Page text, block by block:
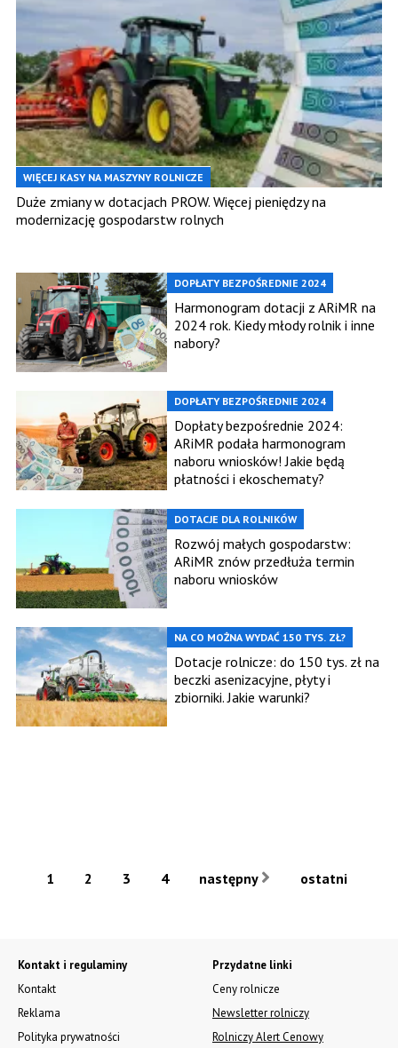
WIĘCEJ KASY NA MASZYNY ROLNICZE
Duże zmiany w dotacjach PROW. Więcej pieniędzy na
modernizację gospodarstw rolnych
DOPŁATY BEZPOŚREDNIE 2024
Harmonogram dotacji z ARiMR na
2024 rok. Kiedy młody rolnik i inne
nabory?
DOPŁATY BEZPOŚREDNIE 2024
Dopłaty bezpośrednie 2024:
ARiMR podała harmonogram
naboru wniosków! Jakie będą
płatności i ekoschematy?
DOTACJE DLA ROLNIKÓW
Rozwój małych gospodarstw:
ARiMR znów przedłuża termin
naboru wniosków
NA CO MOŻNA WYDAĆ 150 TYS. ZŁ?
Dotacje rolnicze: do 150 tys. zł na
beczki asenizacyjne, płyty i
zbiorniki. Jakie warunki?
1 2 3 4 następny ostatni
Kontakt i regulaminy
Kontakt
Reklama
Polityka prywatności
Przydatne linki
Ceny rolnicze
Newsletter rolniczy
Rolniczy Alert Cenowy